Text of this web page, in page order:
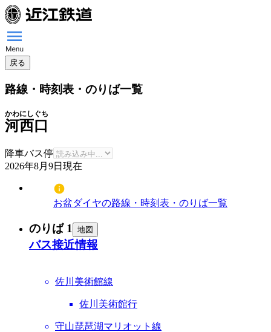
戻る
路線・時刻表・のりば一覧
河西口
かわにしぐち
降車バス停
2026年8月9日 現在
お盆ダイヤの路線・時刻表・のりば一覧
のりば 1 地図
バス接近情報
佐川美術館線
佐川美術館行
守山琵琶湖マリオット線